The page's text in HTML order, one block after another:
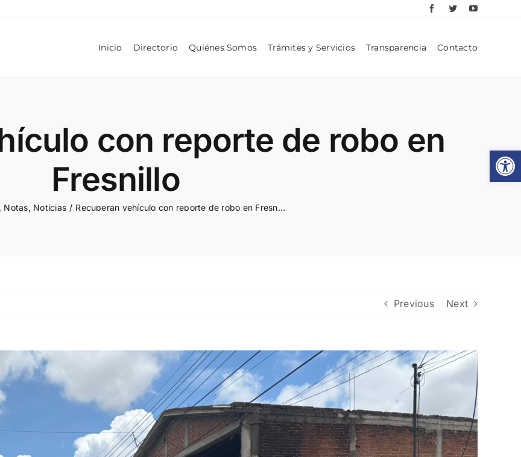
Abrir
Inicio Directorio Quiénes Somos Trámites y Servicios Transparencia Contacto
con reporte de robo en
Fresnillo
Notas, Noticias / Recuperan vehículo con reporte de robo en Fresnillo
Previous Next